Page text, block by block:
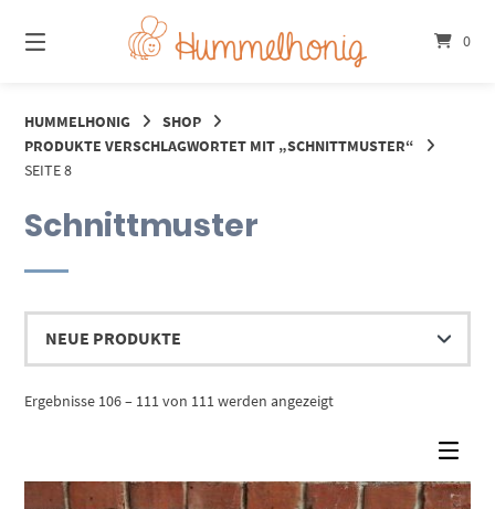
zum
Inhalt
0
HUMMELHONIG
SHOP
PRODUKTE VERSCHLAGWORTET MIT „SCHNITTMUSTER“
SEITE 8
Schnittmuster
Ergebnisse 106 – 111 von 111 werden angezeigtNach